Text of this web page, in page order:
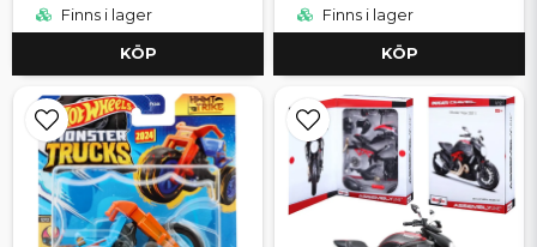
Finns i lager
KÖP
Finns i lager
KÖP